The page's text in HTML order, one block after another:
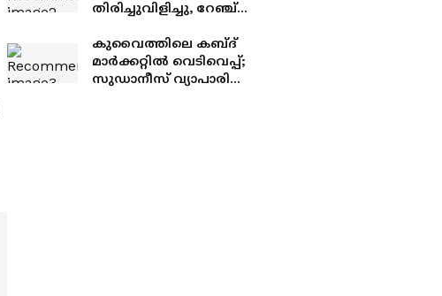
തിരിച്ചുവിളിച്ചു, റേഞ്ച്
ഡിസ്കവറിയും; കാരണം
എയർബാഗിലെ
സാങ്കേതിക തകരാർ
കുവൈത്തിലെ കബ്ദ്
മാർക്കറ്റിൽ വെടിവെപ്പ്;
സുഡാനീസ് വ്യാപാരി